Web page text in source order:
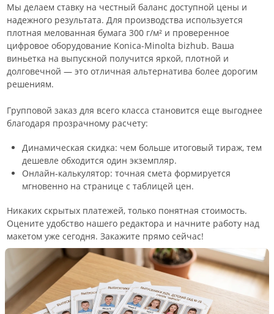
Мы делаем ставку на честный баланс доступной цены и
надежного результата. Для производства используется
плотная мелованная бумага 300 г/м² и проверенное
цифровое оборудование Konica-Minolta bizhub. Ваша
виньетка на выпускной получится яркой, плотной и
долговечной — это отличная альтернатива более дорогим
решениям.
Групповой заказ для всего класса становится еще выгоднее
благодаря прозрачному расчету:
Динамическая скидка: чем больше итоговый тираж, тем
дешевле обходится один экземпляр.
Онлайн-калькулятор: точная смета формируется
мгновенно на странице с таблицей цен.
Никаких скрытых платежей, только понятная стоимость.
Оцените удобство нашего редактора и начните работу над
макетом уже сегодня. Закажите прямо сейчас!